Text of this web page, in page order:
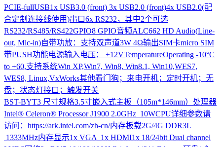
PCIE-fullUSB1x USB3.0 (front) 3x USB2.0 (front)4x USB2.0(配
合定制连接线使用)串口6x RS232，其中2个可选
RS232/RS485/RS422GPIO8 GPIO音频ALC662 HD Audio(Line-
out, Mic-in)自带功放：支持双声道3W 4Ω输出SIM卡micro SIM
带PUSH功能电源输入电压： +12VTemperatureOperating -10°C
to +60,支持系统Win XP,Win7, Win8, Win8.1, Win10,WES7,
WES8, Linux,VxWorks其他看门狗；来电开机；定时开机；无
盘；状态灯接口；触发开关
BST-BYT3 尺寸规格3.5寸嵌入式主板（105m*146mm）处理器
Intel® Celeron® Processor J1900 2.0GHz 10WCPU详细参数请
访问：https://ark.intel.com/zh-cn/内存板载2G/4G DDR3L
1333MHz内存显示1x VGA 1x HDMI1x 18/24bit Dual channel